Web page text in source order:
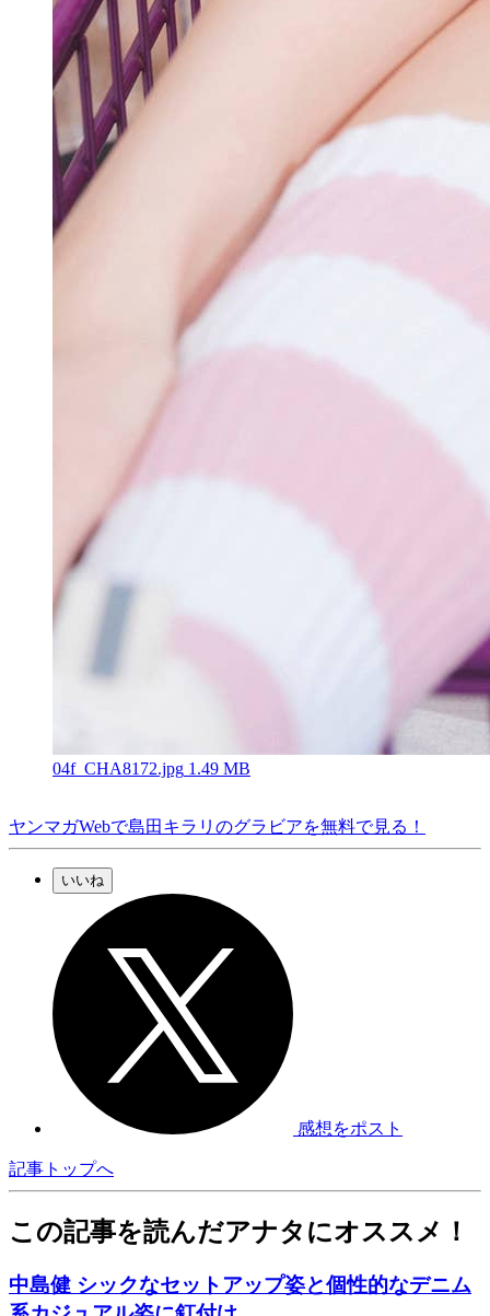
04f_CHA8172.jpg 1.49 MB
ヤンマガWebで島田キラリのグラビアを無料で見る！
いいね
感想をポスト
記事トップへ
この記事を読んだアナタにオススメ！
中島健 シックなセットアップ姿と個性的なデニム